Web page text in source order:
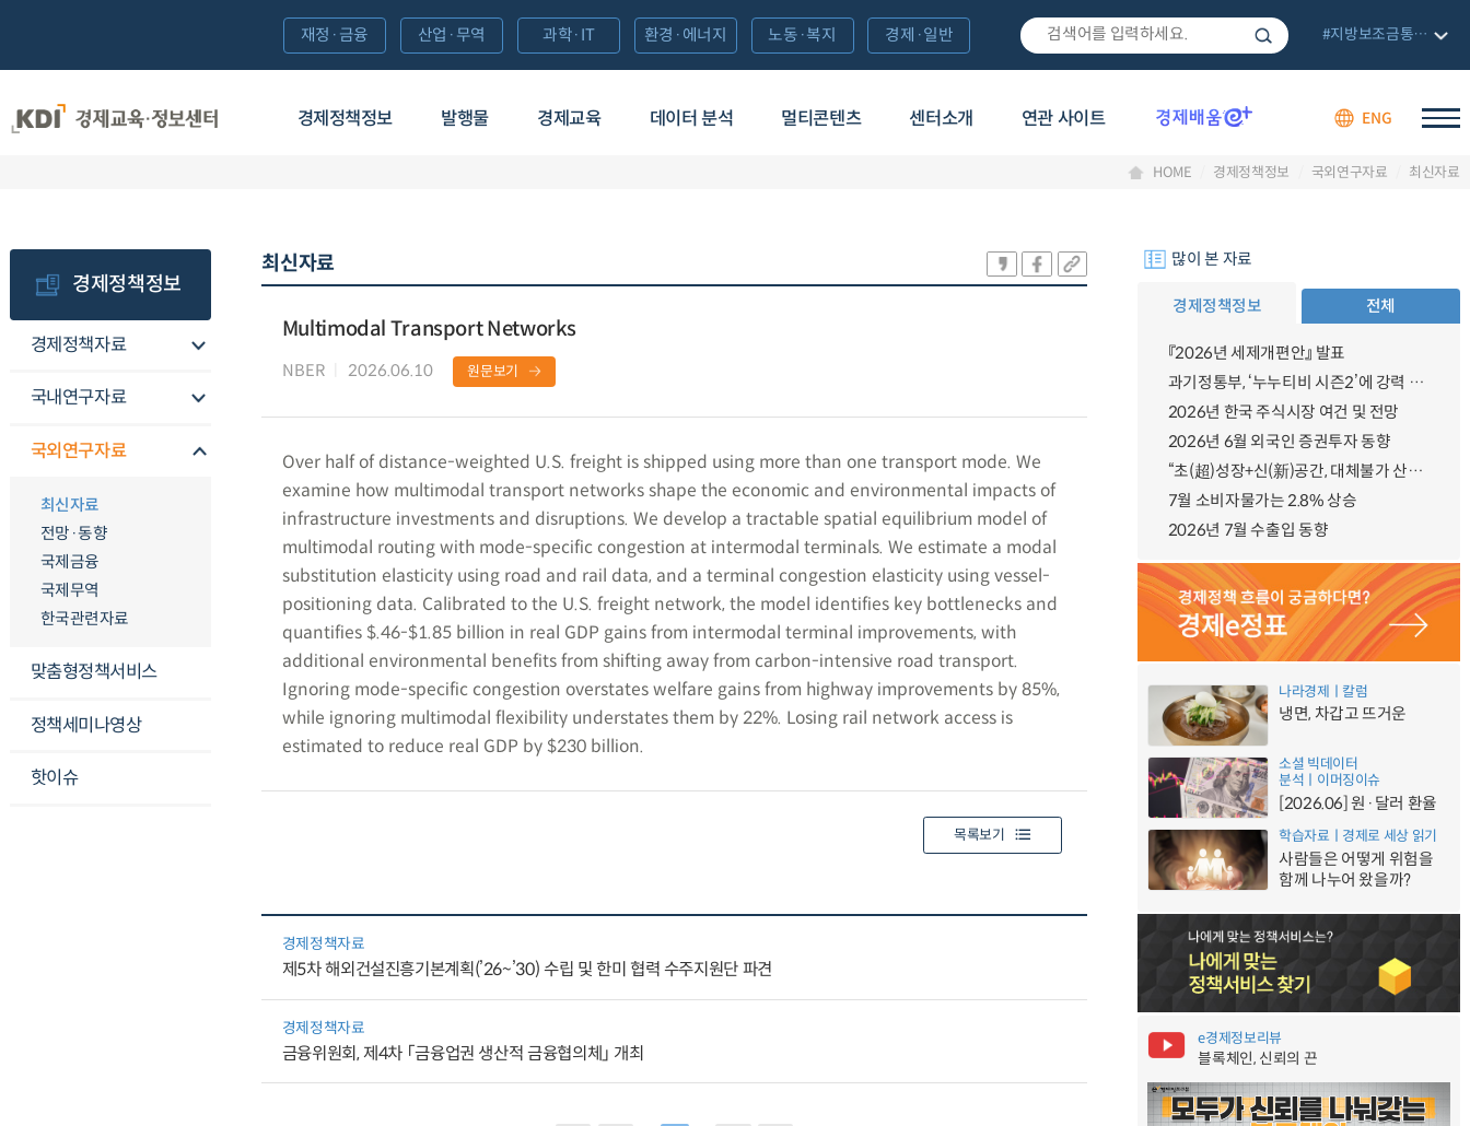
경제정책정보 발행물 경제교육 데이터 분석 멀티콘텐츠 센터소개 연관 사이트 ENG
재정·금융 산업·무역 과학·IT 환경·에너지 노동·복지 경제·일반 #지방보조금통합관리망
HOME 경제정책정보 국외연구자료 최신자료
경제정책정보
경제정책자료
국내연구자료
국외연구자료
최신자료
전망·동향
국제금융
국제무역
한국관련자료
맞춤형정책서비스
정책세미나영상
핫이슈
최신자료
Multimodal Transport Networks
NBER 2026.06.10 원문보기
Over half of distance-weighted U.S. freight is shipped using more than one transport mode. We
examine how multimodal transport networks shape the economic and environmental impacts of
infrastructure investments and disruptions. We develop a tractable spatial equilibrium model of
multimodal routing with mode-specific congestion at intermodal terminals. We estimate a modal
substitution elasticity using road and rail data, and a terminal congestion elasticity using vessel-
positioning data. Calibrated to the U.S. freight network, the model identifies key bottlenecks and
quantifies $.46-$1.85 billion in real GDP gains from intermodal terminal improvements, with
additional environmental benefits from shifting away from carbon-intensive road transport.
Ignoring mode-specific congestion overstates welfare gains from highway improvements by 85%,
while ignoring multimodal flexibility understates them by 22%. Losing rail network access is
estimated to reduce real GDP by $230 billion.
목록보기
경제정책자료
제5차 해외건설진흥기본계획(’26~’30) 수립 및 한미 협력 수주지원단 파견
경제정책자료
금융위원회, 제4차 「금융업권 생산적 금융협의체」 개최
많이 본 자료
경제정책정보 전체
『2026년 세제개편안』 발표
과기정통부, ‘누누티비 시즌2’에 강력 대응 의지 밝혀
2026년 한국 주식시장 여건 및 전망
2026년 6월 외국인 증권투자 동향
“초(超)성장+신(新)공간, 대체불가 산업강국”
7월 소비자물가는 2.8% 상승
2026년 7월 수출입 동향
나라경제ㅣ칼럼
냉면, 차갑고 뜨거운
소셜 빅데이터
분석ㅣ이머징이슈
[2026.06] 원·달러 환율
학습자료ㅣ경제로 세상 읽기
사람들은 어떻게 위험을
함께 나누어 왔을까?
e경제정보리뷰
블록체인, 신뢰의 끈